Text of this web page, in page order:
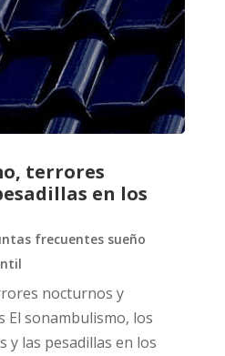
terrores
en los
frecuentes sueño
nocturnos y
El sonambulismo, los
las pesadillas en los